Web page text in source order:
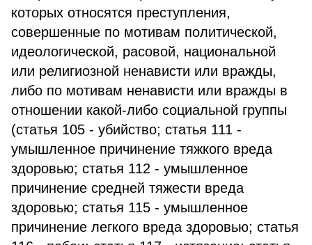
которых относятся преступления,
совершенные по мотивам политической,
идеологической, расовой, национальной
или религиозной ненависти или вражды,
либо по мотивам ненависти или вражды в
отношении какой-либо социальной группы
(статья 105 - убийство; статья 111 -
умышленное причинение тяжкого вреда
здоровью; статья 112 - умышленное
причинение средней тяжести вреда
здоровью; статья 115 - умышленное
причинение легкого вреда здоровью; статья